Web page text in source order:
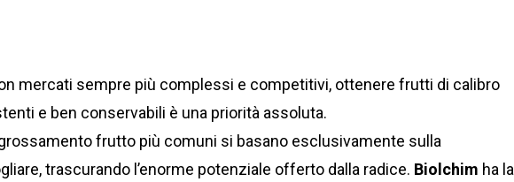
mercati sempre più complessi e competitivi, ottenere frutti di calibro
e ben conservabili è una priorità assoluta.
frutto più comuni si basano esclusivamente sulla
trascurando l’enorme potenziale offerto dalla radice. Biolchim ha la